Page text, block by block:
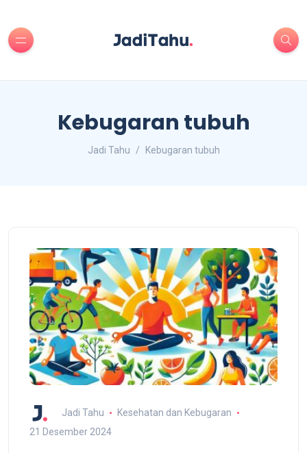
Kebugaran tubuh
Jadi Tahu Kebugaran tubuh
Jadi Tahu
Kesehatan dan Kebugaran
21 Desember 2024